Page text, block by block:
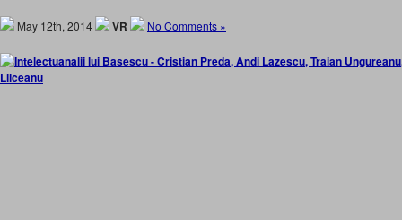
May 12th, 2014 VR No Comments »